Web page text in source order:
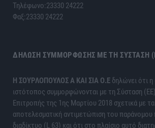
Τηλέφωνο:23330 24222
Φαξ:23330 24222
ΔΉΛΩΣΗ ΣΥΜΜΌΡΦΩΣΗΣ ΜΕ ΤΗ ΣΎΣΤΑΣΗ
H ΣΟΥΡΛΟΠΟΥΛΟΣ Α ΚΑΙ ΣΙΑ Ο.Ε δηλώνει ότι
ιστότοπος συμμορφώνονται με τη Σύσταση
Επιτροπής της 1ης Μαρτίου 2018 σχετικά με
αποτελεσματική αντιμετώπιση του παράνομου
διαδίκτυο (L 63) και ότι στο πλαίσιο αυτό